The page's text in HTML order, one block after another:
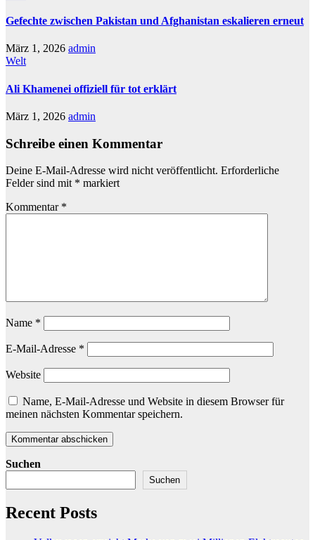
Gefechte zwischen Pakistan und Afghanistan eskalieren erneut
März 1, 2026 admin
Welt
Ali Khamenei offiziell für tot erklärt
März 1, 2026 admin
Schreibe einen Kommentar
Deine E-Mail-Adresse wird nicht veröffentlicht. Erforderliche
Felder sind mit * markiert
Kommentar *
Name *
E-Mail-Adresse *
Website
Name, E-Mail-Adresse und Website in diesem Browser für
meinen nächsten Kommentar speichern.
Suchen
Suchen
Recent Posts